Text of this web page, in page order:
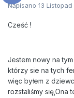
Napisano 13 Listopad
Cześć !
Jestem nowy na
którzy sie na tych
więc byłem z
rozstaliśmy się,Ona